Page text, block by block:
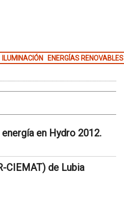
ILUMINACIÓN ENERGÍAS RENOVABLES
en Hydro 2012.
CIEMAT) de Lubia